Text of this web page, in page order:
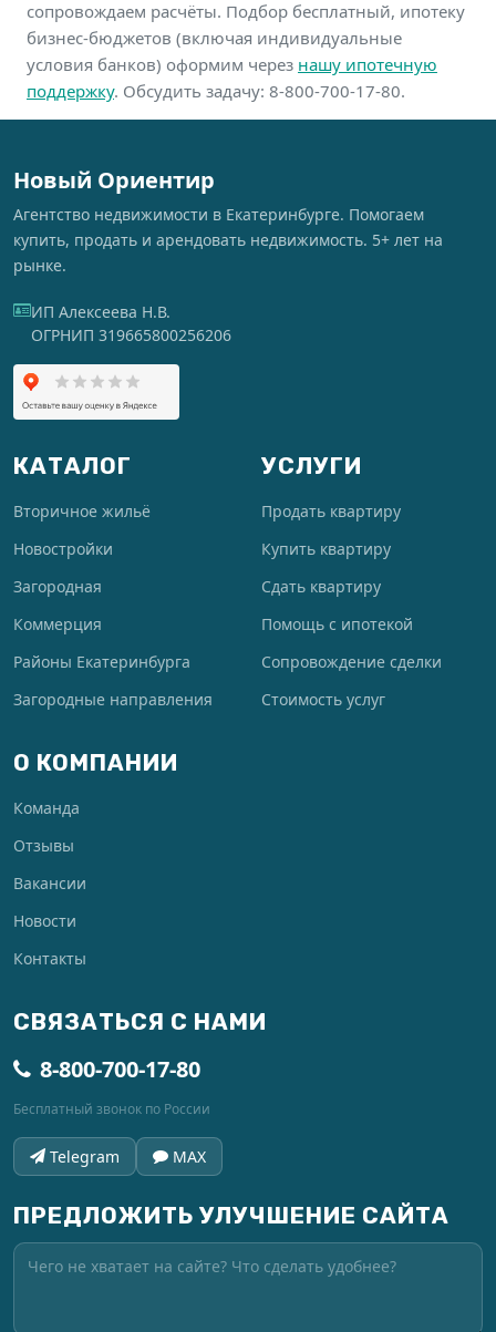
сопровождаем расчёты. Подбор бесплатный, ипотеку
бизнес-бюджетов (включая индивидуальные
условия банков) оформим через нашу ипотечную
поддержку. Обсудить задачу: 8-800-700-17-80.
Новый Ориентир
Агентство недвижимости в Екатеринбурге. Помогаем
купить, продать и арендовать недвижимость. 5+ лет на
рынке.
ИП Алексеева Н.В.
ОГРНИП 319665800256206
КАТАЛОГ
Вторичное жильё
Новостройки
Загородная
Коммерция
Районы Екатеринбурга
Загородные направления
УСЛУГИ
Продать квартиру
Купить квартиру
Сдать квартиру
Помощь с ипотекой
Сопровождение сделки
Стоимость услуг
О КОМПАНИИ
Команда
Отзывы
Вакансии
Новости
Контакты
СВЯЗАТЬСЯ С НАМИ
8-800-700-17-80
Бесплатный звонок по России
Telegram MAX
ПРЕДЛОЖИТЬ УЛУЧШЕНИЕ САЙТА